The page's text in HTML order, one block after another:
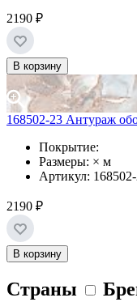
2190 ₽
В корзину
168502-23 Антураж
Покрытие:
Размеры: × м
Артикул:
2190 ₽
В корзину
Страны